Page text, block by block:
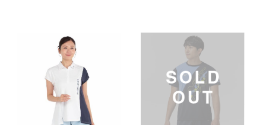
ジュニア／キッズ
メディカル